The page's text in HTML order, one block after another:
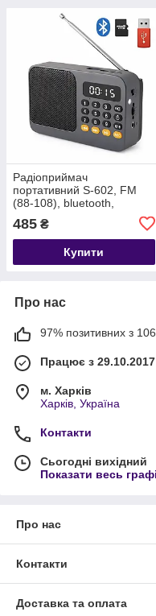
Радіоприймач
портативний S-602, FM
(88-108), bluetooth,
акумулятор Li-Ion 18650,
сірий
485 ₴
Купити
Про нас
97% позитивних з 106
Працює з 29.10.2017
м. Харків
Харків, Україна
Контакти
Сьогодні вихідний
Показати весь
Про нас
Контакти
Доставка та оплата